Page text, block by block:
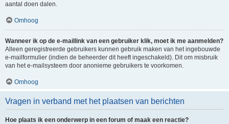
aantal doen dalen.
Omhoog
Wanneer ik op de e-maillink van een gebruiker klik, moet ik me aanmelden?
Alleen geregistreerde gebruikers kunnen gebruik maken van het ingebouwde
e-mailformulier (indien de beheerder dit heeft ingeschakeld). Dit om misbruik
van het e-mailsysteem door anonieme gebruikers te voorkomen.
Omhoog
Vragen in verband met het plaatsen van berichten
Hoe plaats ik een onderwerp in een forum of maak een reactie?